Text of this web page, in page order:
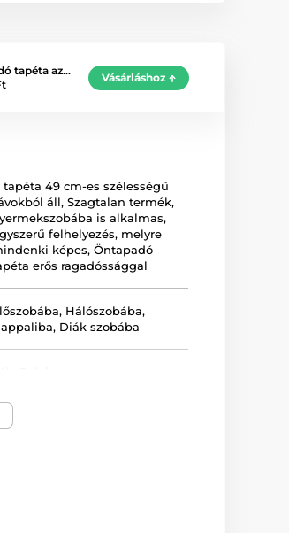
tapéta az…
Vásárláshoz
tapéta 49 cm-es szélességű
áll,Szagtalan termék,
is alkalmas,
felhelyezés, melyre
képes,Öntapadó
erős ragadóssággal
, Hálószobába,
, Diák szobába